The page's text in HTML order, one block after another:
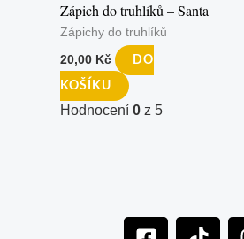
Zápich do truhlíků – Santa
Zápichy do truhlíků
20,00 Kč DO
KOŠÍKU
Hodnocení 0 z 5
F
T